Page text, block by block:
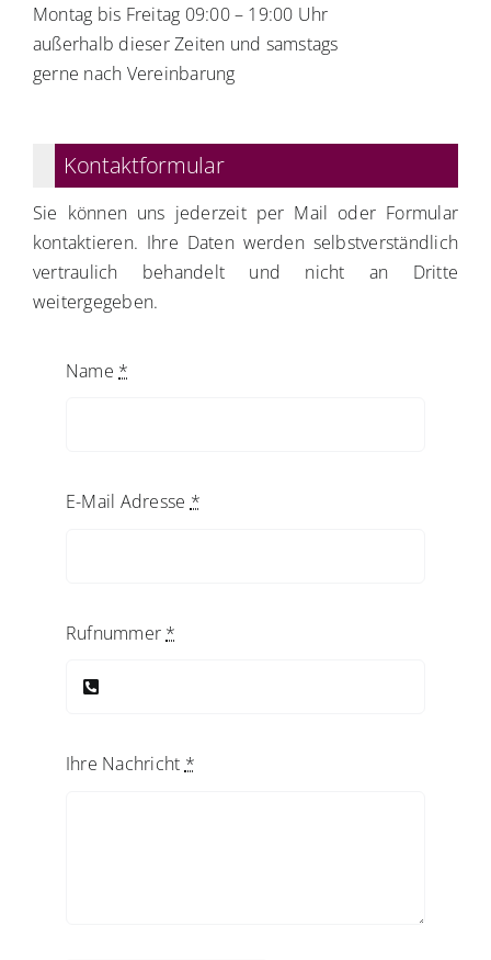
Montag bis Freitag 09:00 – 19:00 Uhr
außerhalb dieser Zeiten und samstags
gerne nach Vereinbarung
Kontaktformular
Sie können uns jederzeit per Mail oder Formular
kontaktieren. Ihre Daten werden selbstverständlich
vertraulich behandelt und nicht an Dritte
weitergegeben.
Name *
E-Mail Adresse *
Rufnummer *
Ihre Nachricht *